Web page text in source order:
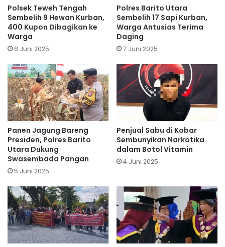
Polsek Teweh Tengah
Sembelih 9 Hewan Kurban,
400 Kupon Dibagikan ke
Warga
8 Juni 2025
Polres Barito Utara
Sembelih 17 Sapi Kurban,
Warga Antusias Terima
Daging
7 Juni 2025
Panen Jagung Bareng
Presiden, Polres Barito
Utara Dukung
Swasembada Pangan
5 Juni 2025
Penjual Sabu di Kobar
Sembunyikan Narkotika
dalam Botol Vitamin
4 Juni 2025